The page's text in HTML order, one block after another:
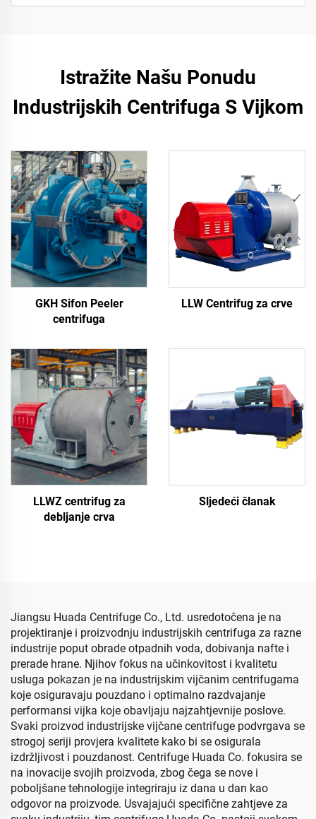
Istražite Našu Ponudu
Industrijskih Centrifuga S Vijkom
GKH Sifon Peeler
centrifuga
LLW Centrifug za crve
LLWZ centrifug za
debljanje crva
Sljedeći članak
Jiangsu Huada Centrifuge Co., Ltd. usredotočena je na
projektiranje i proizvodnju industrijskih centrifuga za razne
industrije poput obrade otpadnih voda, dobivanja nafte i
prerade hrane. Njihov fokus na učinkovitost i kvalitetu
usluga pokazan je na industrijskim vijčanim centrifugama
koje osiguravaju pouzdano i optimalno razdvajanje
performansi vijka koje obavljaju najzahtjevnije poslove.
Svaki proizvod industrijske vijčane centrifuge podvrgava se
strogoj seriji provjera kvalitete kako bi se osigurala
izdržljivost i pouzdanost. Centrifuge Huada Co. fokusira se
na inovacije svojih proizvoda, zbog čega se nove i
poboljšane tehnologije integriraju iz dana u dan kao
odgovor na proizvode. Usvajajući specifične zahtjeve za